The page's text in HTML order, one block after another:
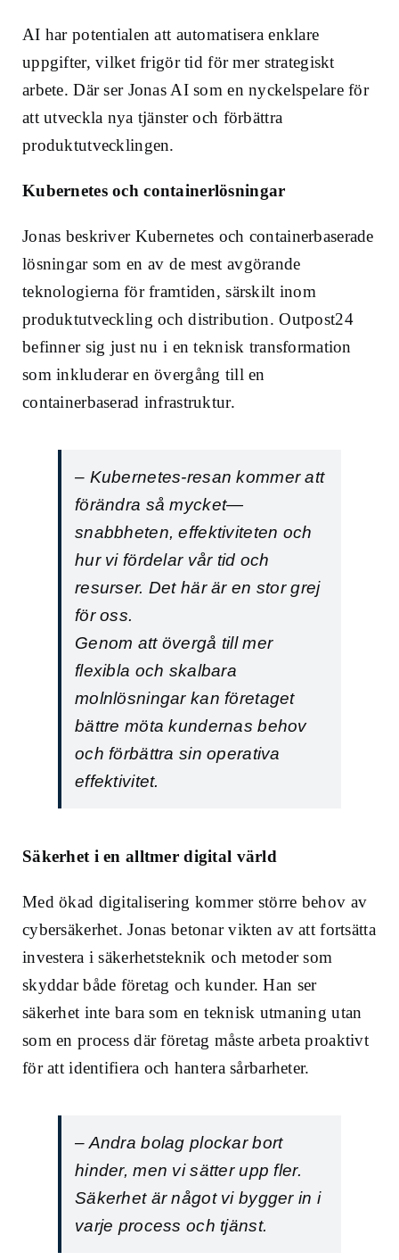
AI har potentialen att automatisera enklare
uppgifter, vilket frigör tid för mer strategiskt
arbete. Där ser Jonas AI som en nyckelspelare för
att utveckla nya tjänster och förbättra
produktutvecklingen.
Kubernetes och containerlösningar
Jonas beskriver Kubernetes och containerbaserade
lösningar som en av de mest avgörande
teknologierna för framtiden, särskilt inom
produktutveckling och distribution. Outpost24
befinner sig just nu i en teknisk transformation
som inkluderar en övergång till en
containerbaserad infrastruktur.
– Kubernetes-resan kommer att
förändra så mycket—
snabbheten, effektiviteten och
hur vi fördelar vår tid och
resurser. Det här är en stor grej
för oss.
Genom att övergå till mer
flexibla och skalbara
molnlösningar kan företaget
bättre möta kundernas behov
och förbättra sin operativa
effektivitet.
Säkerhet i en alltmer digital värld
Med ökad digitalisering kommer större behov av
cybersäkerhet. Jonas betonar vikten av att fortsätta
investera i säkerhetsteknik och metoder som
skyddar både företag och kunder. Han ser
säkerhet inte bara som en teknisk utmaning utan
som en process där företag måste arbeta proaktivt
för att identifiera och hantera sårbarheter.
– Andra bolag plockar bort
hinder, men vi sätter upp fler.
Säkerhet är något vi bygger in i
varje process och tjänst.